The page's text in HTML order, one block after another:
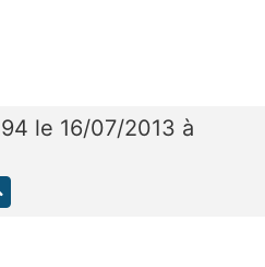
le 16/07/2013 à